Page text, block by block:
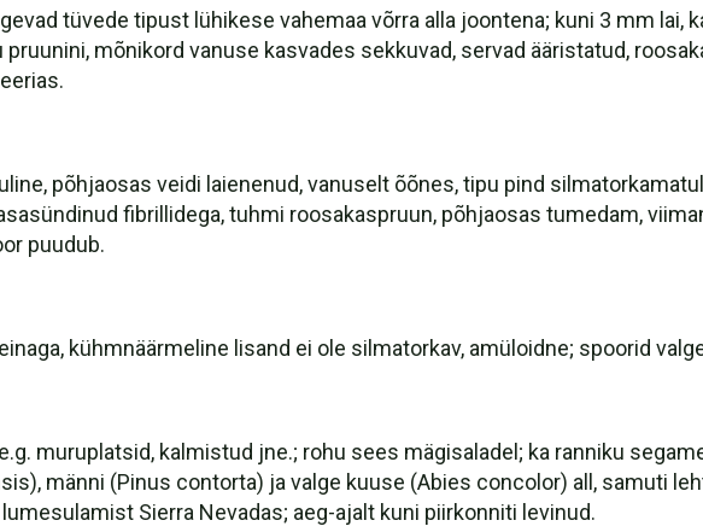
tüvede tipust lühikese vahemaa võrra alla joontena; kuni 3 mm lai,
mõnikord vanuse kasvades sekkuvad, servad ääristatud,
põhjaosas veidi laienenud, vanuselt õõnes, tipu pind
fibrillidega, tuhmi roosakaspruun, põhjaosas tumedam,
puudub.
kühmnäärmeline lisand ei ole silmatorkav, amüloidne; spoorid
muruplatsid, kalmistud jne.; rohu sees mägisaladel; ka ranniku
männi (Pinus contorta) ja valge kuuse (Abies concolor) all, samuti
Sierra Nevadas; aeg-ajalt kuni piirkonniti levinud.